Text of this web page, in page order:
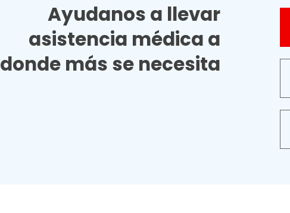
Ayudanos a llevar
asistencia médica a
donde más se necesita